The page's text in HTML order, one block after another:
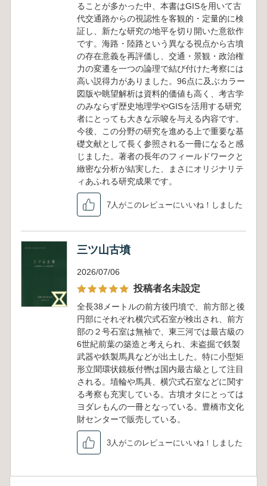
ることが多かった中、本書はGISを用いて古
代交通路からの視認性を客観的・定量的に検
証し、新たな研究の地平を切り開いた意欲作
です。海路・陸路という異なる視点から古墳
の存在意義を再評価し、交通・景観・政治権
力の変遷を一つの論理で結び付けた考察には
高い説得力がありました。96点に及ぶカラー
図版や眺望解析は資料的価値も高く、考古学
のみならず歴史地理学やGISを活用する研究
者にとっても大きな示唆を与える内容です。
今後、この分野の研究を進める上で重要な基
礎文献として長く参照される一冊になると感
じました。著者の長年のフィールドワークと
緻密な分析が結実した、まさにオリジナリテ
ィあふれる研究成果です。
7人がこのレビューにいいね！しました
三ツ山古墳
2026/07/06
投稿者名未設定
全長38メートルの前方後円墳で、前方部と後
円部にそれぞれ横穴式石室が検出され、前方
部の２号石室は無袖で、東三河では最古級の
6世紀前葉の築造と考えられ、未盗掘で鉄製
武器や鉄製馬具などが出土した。特に小型矩
形立聞環状鏡板付轡は国内最古級として注目
される。埴輪や馬具、横穴式石室などに関す
る考察も充実している。古墳オタにとっては
ヨダレもんの一冊となっている。豊橋市文化
財センターで販売している。
3人がこのレビューにいいね！しました